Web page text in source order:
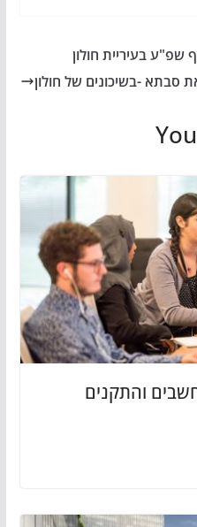
בעיריית חולון
-בשיכונים של חולון
והתקנים